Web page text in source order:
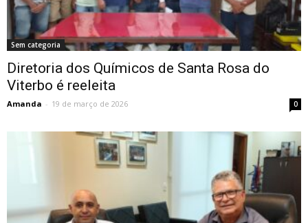
Sem categoria
Diretoria dos Químicos de Santa Rosa do
Viterbo é reeleita
Amanda - 19 de março de 2026 0